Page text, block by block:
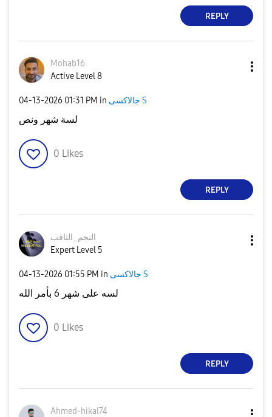
REPLY
Mohab16
Active Level 8
‎04-13-2026 01:31 PM in جالاكسى S
لسة شهر ونص
0 Likes
REPLY
النجم_الثاقب
Expert Level 5
‎04-13-2026 01:55 PM in جالاكسى S
لسه على شهر 6 بأمر الله
0 Likes
REPLY
Ahmed-hikal74